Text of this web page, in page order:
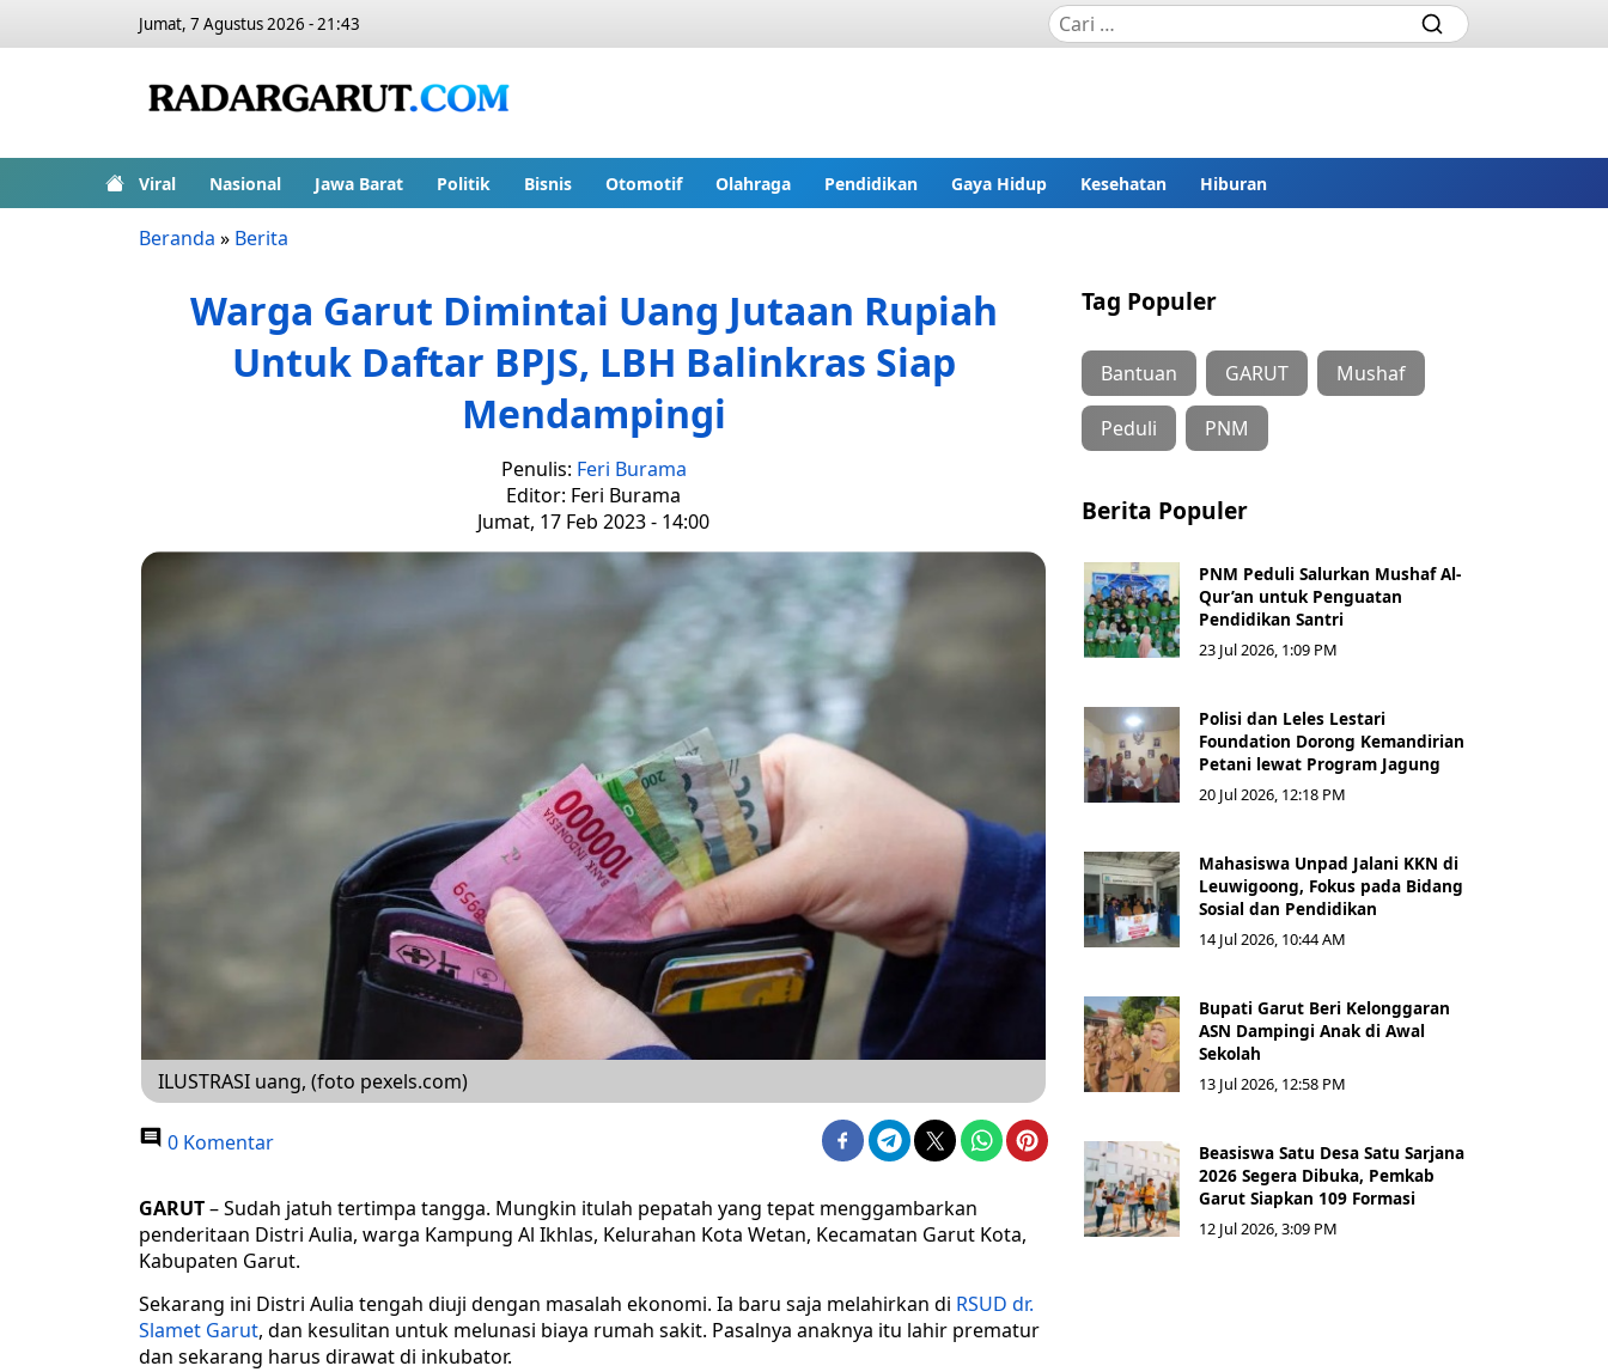
Jumat, 7 Agustus 2026 - 21:43
Viral Nasional Jawa Barat Politik Bisnis Otomotif Olahraga Pendidikan Gaya Hidup Kesehatan Hiburan
Beranda » Berita
Warga Garut Dimintai Uang Jutaan Rupiah
Untuk Daftar BPJS, LBH Balinkras Siap
Mendampingi
Penulis: Feri Burama
Editor: Feri Burama
Jumat, 17 Feb 2023 - 14:00
ILUSTRASI uang, (foto pexels.com)
0 Komentar
GARUT– Sudah jatuh tertimpa tangga. Mungkin itulah pepatah yang tepat menggambarkan
penderitaan Distri Aulia, warga Kampung Al Ikhlas, Kelurahan Kota Wetan, Kecamatan Garut Kota,
Kabupaten Garut.
Sekarang ini Distri Aulia tengah diuji dengan masalah ekonomi. Ia baru saja melahirkan di RSUD dr.
Slamet Garut, dan kesulitan untuk melunasi biaya rumah sakit. Pasalnya anaknya itu lahir prematur
dan sekarang harus dirawat di inkubator.
Tag Populer
Bantuan GARUT Mushaf
Peduli PNM
Berita Populer
PNM Peduli Salurkan Mushaf Al-
Qur’an untuk Penguatan
Pendidikan Santri
23 Jul 2026, 1:09 PM
Polisi dan Leles Lestari
Foundation Dorong Kemandirian
Petani lewat Program Jagung
20 Jul 2026, 12:18 PM
Mahasiswa Unpad Jalani KKN di
Leuwigoong, Fokus pada Bidang
Sosial dan Pendidikan
14 Jul 2026, 10:44 AM
Bupati Garut Beri Kelonggaran
ASN Dampingi Anak di Awal
Sekolah
13 Jul 2026, 12:58 PM
Beasiswa Satu Desa Satu Sarjana
2026 Segera Dibuka, Pemkab
Garut Siapkan 109 Formasi
12 Jul 2026, 3:09 PM